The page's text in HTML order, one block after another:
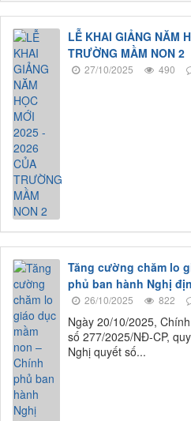
LỄ KHAI GIẢNG NĂM
TRƯỜNG MẦM NON 2
27/10/2025 490
Tăng cường chăm lo
phủ ban hành Nghị
26/10/2025 822
Ngày 20/10/2025,
số 277/2025/NĐ-CP,
Nghị quyết số...